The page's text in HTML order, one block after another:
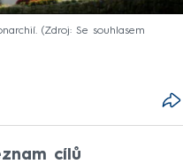
Zdroj: Se souhlasem
cílů